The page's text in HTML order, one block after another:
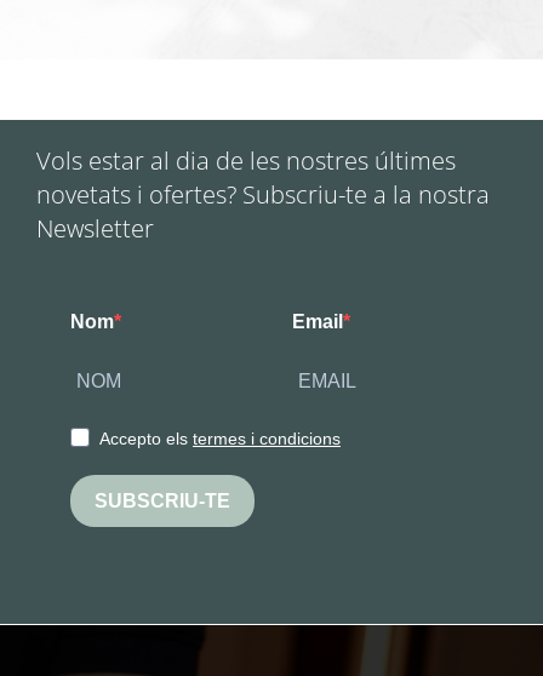
Vols estar al dia de les nostres últimes
novetats i ofertes? Subscriu-te a la nostra
Newsletter
Nom Email
Accepto els termes i condicions
SUBSCRIU-TE